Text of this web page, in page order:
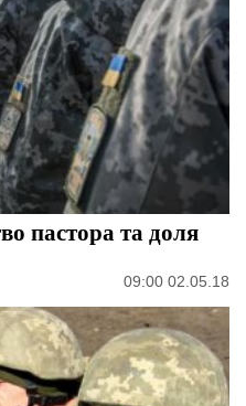
пастора та доля
09:00 02.05.18